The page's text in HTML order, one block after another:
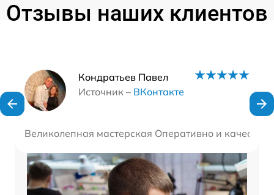
Отзывы наших клиентов
Кондратьев Павел
Источник – ВКонтакте
Великолепная мастерская Оперативно и
Наши мастера